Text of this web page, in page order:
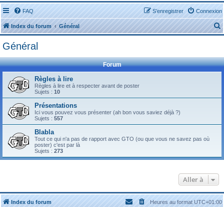
FAQ Connexion
S’enregistrer
Index du forum Général
e
h
Général
Forum
Règles à lire
Règles à lire et à respecter avant de poster
Sujets : 10
Présentations
Ici vous pouvez vous présenter (ah bon vous saviez déjà ?)
Sujets : 557
Blabla
Tout ce qui n'a pas de rapport avec GTO (ou que vous ne savez pas où
poster) c'est par là
Sujets : 273
Aller à
Index du forum Heures au formatUTC+01:00